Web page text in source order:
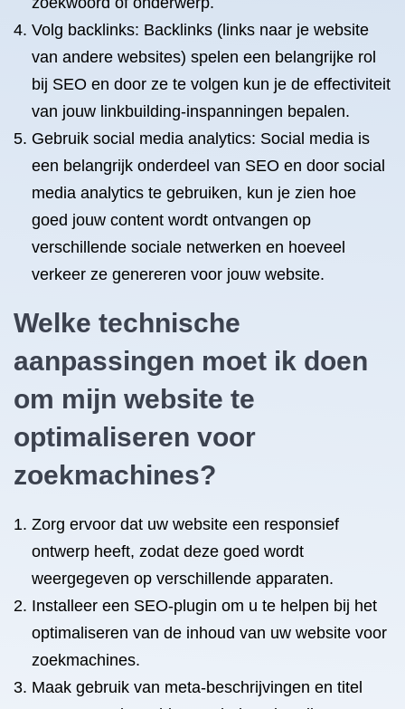
Volg backlinks: Backlinks (links naar je website
van andere websites) spelen een belangrijke rol
bij SEO en door ze te volgen kun je de effectiviteit
van jouw linkbuilding-inspanningen bepalen.
Gebruik social media analytics: Social media is
een belangrijk onderdeel van SEO en door social
media analytics te gebruiken, kun je zien hoe
goed jouw content wordt ontvangen op
verschillende sociale netwerken en hoeveel
verkeer ze genereren voor jouw website.
Welke technische
aanpassingen moet ik doen
om mijn website te
optimaliseren voor
zoekmachines?
Zorg ervoor dat uw website een responsief
ontwerp heeft, zodat deze goed wordt
weergegeven op verschillende apparaten.
Installeer een SEO-plugin om u te helpen bij het
optimaliseren van de inhoud van uw website voor
zoekmachines.
Maak gebruik van meta-beschrijvingen en titel